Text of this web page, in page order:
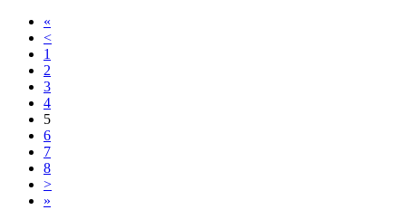
«
<
1
2
3
4
5
6
7
8
>
»